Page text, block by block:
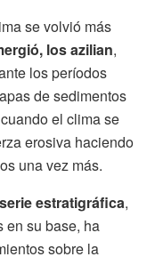
se volvió más
los azilian,
los períodos
de sedimentos
el clima se
erosiva haciendo
una vez más.
estratigráfica,
en su base, ha
sobre la